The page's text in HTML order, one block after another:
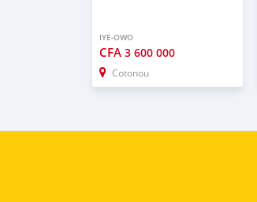
IYE-OWO
CFA 3 600 000
Cotonou